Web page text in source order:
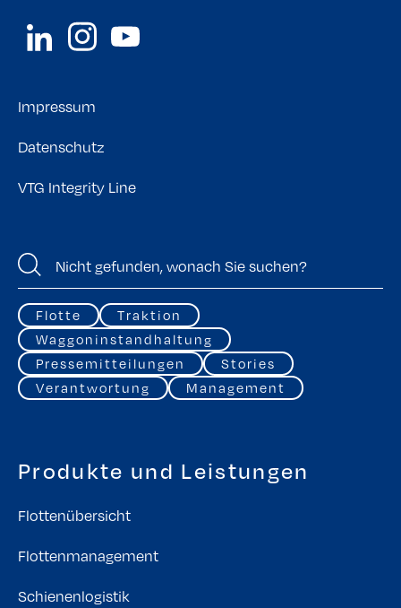
Impressum
Datenschutz
VTG Integrity Line
Flotte
Traktion
Waggoninstandhaltung
Pressemitteilungen
Stories
Verantwortung
Management
Produkte und Leistungen
Flottenübersicht
Flottenmanagement
Schienenlogistik